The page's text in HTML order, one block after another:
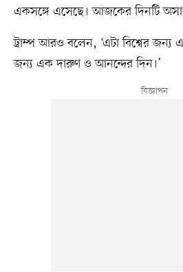
একসঙ্গে এসেছে। আজকের দিনটি
ট্রাম্প আরও বলেন, ‘এটা বিশ্বের জন্য
জন্য এক দারুণ ও আনন্দের দিন।’